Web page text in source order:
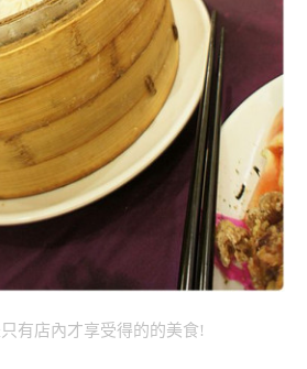
有店內才享受得的的美食!